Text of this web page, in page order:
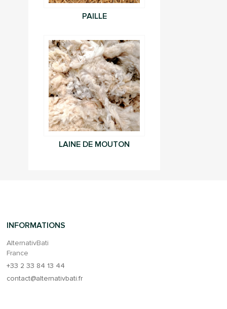
PAILLE
LAINE DE MOUTON
INFORMATIONS
AlternativBati
France
+33 2 33 84 13 44
contact@alternativbati.fr